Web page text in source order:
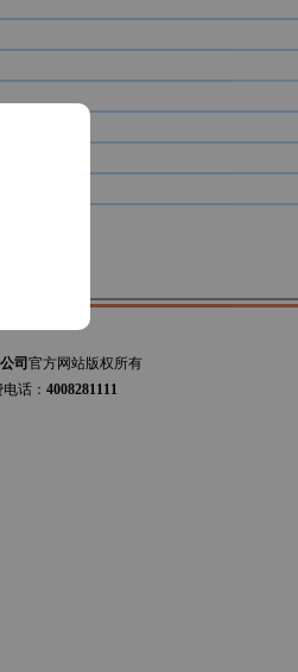
司 官方网站版权所有
话： 4008281111